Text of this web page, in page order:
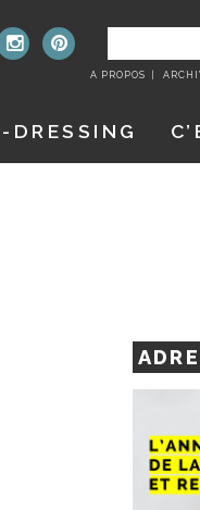
:
A PROPOS
DRESSING